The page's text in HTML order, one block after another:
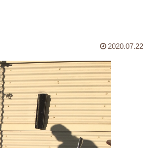
2020.07.22